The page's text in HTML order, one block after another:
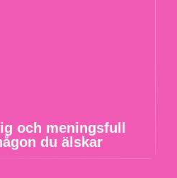
och meningsfull
du älskar